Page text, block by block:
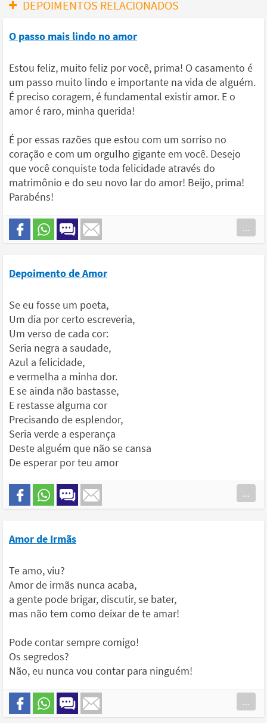
DEPOIMENTOS RELACIONADOS
O passo mais lindo no amor
Estou feliz, muito feliz por você, prima! O casamento é
um passo muito lindo e importante na vida de alguém.
É preciso coragem, é fundamental existir amor. E o
amor é raro, minha querida!
É por essas razões que estou com um sorriso no
coração e com um orgulho gigante em você. Desejo
que você conquiste toda felicidade através do
matrimônio e do seu novo lar do amor! Beijo, prima!
Parabéns!
...
Depoimento de Amor
Se eu fosse um poeta,
Um dia por certo escreveria,
Um verso de cada cor:
Seria negra a saudade,
Azul a felicidade,
e vermelha a minha dor.
E se ainda não bastasse,
E restasse alguma cor
Precisando de esplendor,
Seria verde a esperança
Deste alguém que não se cansa
De esperar por teu amor
...
Amor de Irmãs
Te amo, viu?
Amor de irmãs nunca acaba,
a gente pode brigar, discutir, se bater,
mas não tem como deixar de te amar!
Pode contar sempre comigo!
Os segredos?
Não, eu nunca vou contar para ninguém!
...